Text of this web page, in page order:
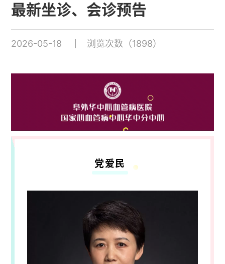
最新坐诊、会诊预告
2026-05-18 浏览次数（1898）
党爱民